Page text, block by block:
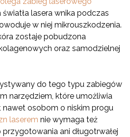
światła lasera wnika podczas
w niej mikrouszkodzenia.
zostaje pobudzona
oraz samodzielnej
do tego typu zabiegów
narzędziem, które umożliwia
nawet osobom o niskim progu
laserem nie wymaga też
ani długotrwałej